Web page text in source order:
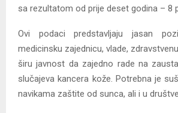
sa rezultatom od prije deset godina – 8
Ovi podaci predstavljaju jasan
medicinsku zajednicu, vlade,
širu javnost da zajedno rade na
slučajeva kancera kože. Potrebna je
navikama zaštite od sunca, ali i u